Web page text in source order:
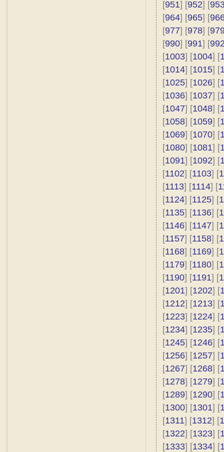
[951] [952] [
[964] [965] [
[977] [978] [
[990] [991] [
[1003] [1004] [
[1014] [1015] [
[1025] [1026] [
[1036] [1037] [
[1047] [1048] [
[1058] [1059] [
[1069] [1070] [
[1080] [1081] [
[1091] [1092] [
[1102] [1103] [
[1113] [1114] [
[1124] [1125] [
[1135] [1136] [
[1146] [1147] [
[1157] [1158] [
[1168] [1169] [
[1179] [1180] [
[1190] [1191] [
[1201] [1202] [
[1212] [1213] [
[1223] [1224] [
[1234] [1235] [
[1245] [1246] [
[1256] [1257] [
[1267] [1268] [
[1278] [1279] [
[1289] [1290] [
[1300] [1301] [
[1311] [1312] [
[1322] [1323] [
[1333] [1334] [